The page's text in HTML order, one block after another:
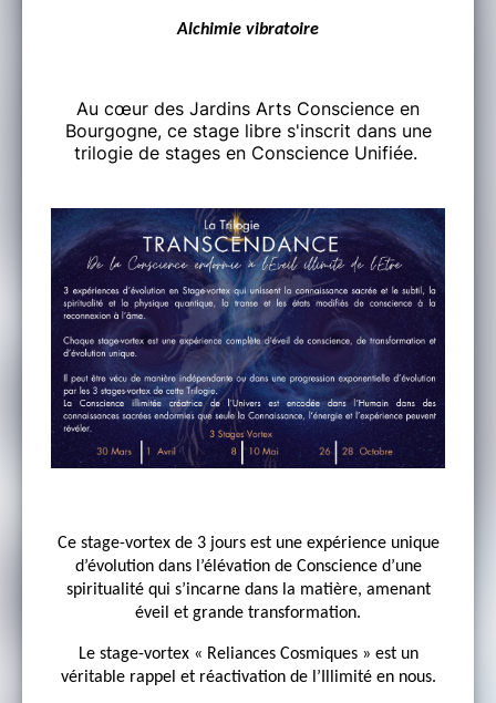
Alchimie vibratoire
Au cœur des Jardins Arts Conscience en
Bourgogne, ce stage libre s'inscrit dans une
trilogie de stages en Conscience Unifiée.
Ce stage-vortex de 3 jours est une expérience unique
d’évolution dans l’élévation de Conscience d’une
spiritualité qui s’incarne dans la matière, amenant
éveil et grande transformation.
Le stage-vortex « Reliances Cosmiques » est un
véritable rappel et réactivation de l’Illimité en nous.